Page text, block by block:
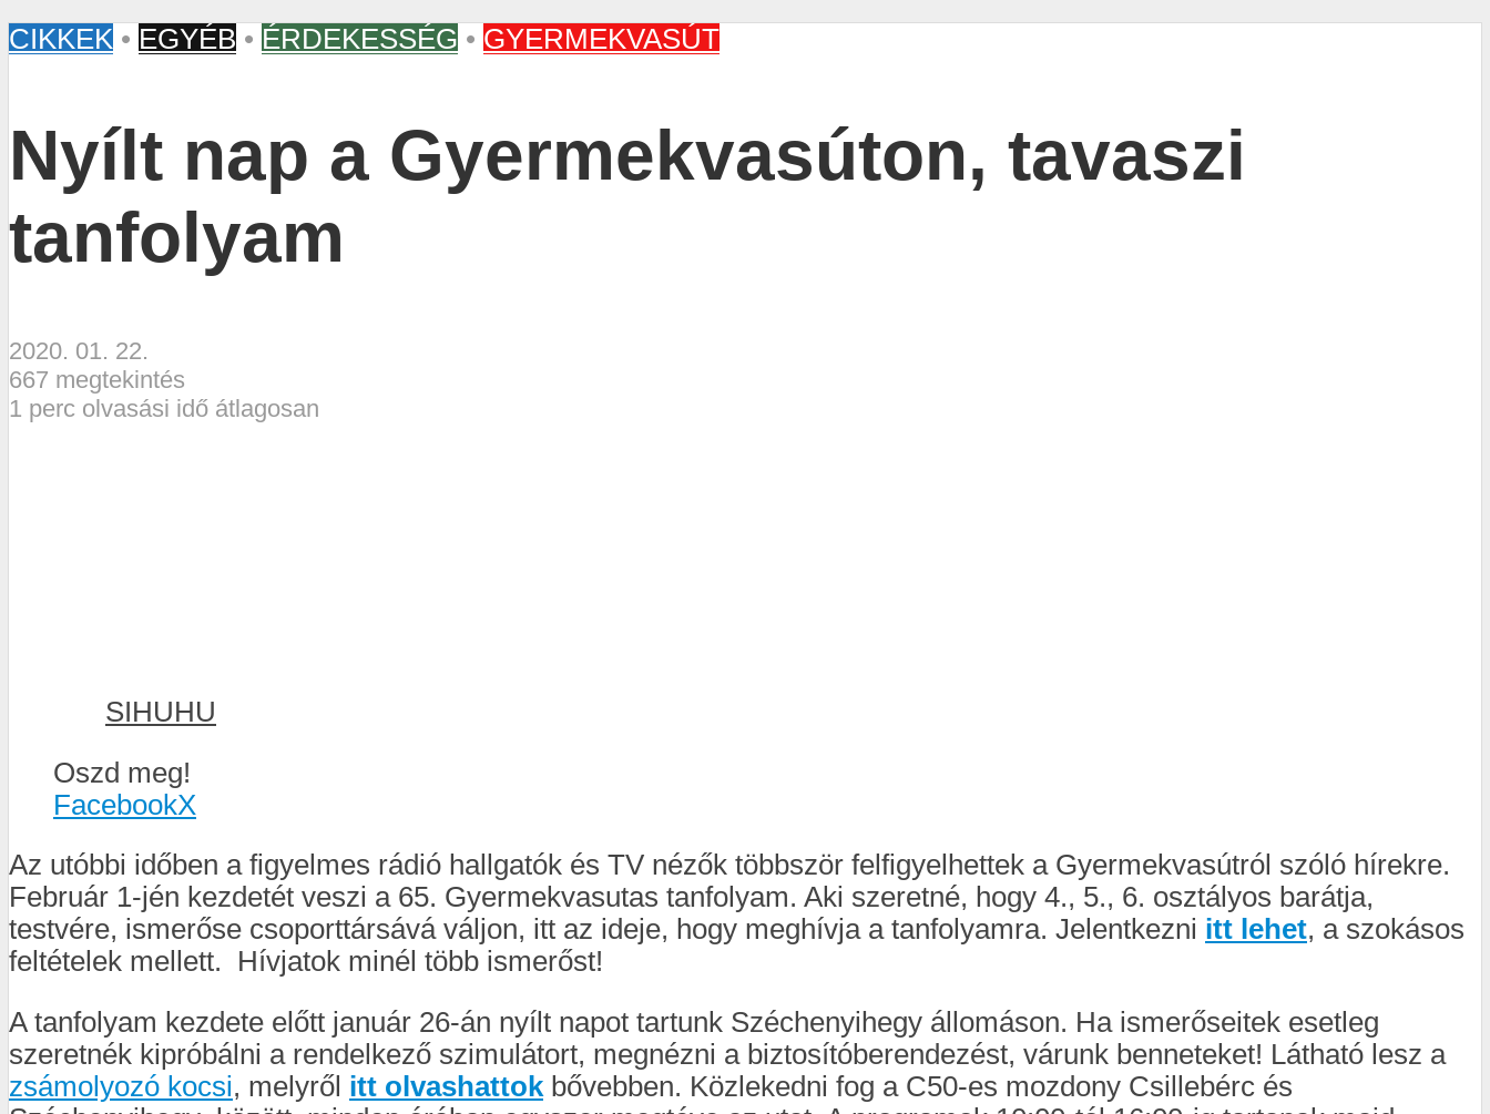
CIKKEK • EGYÉB • ÉRDEKESSÉG • GYERMEKVASÚT
Nyílt nap a Gyermekvasúton, tavaszi
tanfolyam
2020. 01. 22.
667 megtekintés
1 perc olvasási idő átlagosan
SIHUHU
Oszd meg!
FacebookX
Az utóbbi időben a figyelmes rádió hallgatók és TV nézők többször felfigyelhettek a Gyermekvasútról szóló hírekre.
Február 1-jén kezdetét veszi a 65. Gyermekvasutas tanfolyam. Aki szeretné, hogy 4., 5., 6. osztályos barátja,
testvére, ismerőse csoporttársává váljon, itt az ideje, hogy meghívja a tanfolyamra. Jelentkezni itt lehet, a szokásos
feltételek mellett. Hívjatok minél több ismerőst!
A tanfolyam kezdete előtt január 26-án nyílt napot tartunk Széchenyihegy állomáson. Ha ismerőseitek esetleg
szeretnék kipróbálni a rendelkező szimulátort, megnézni a biztosítóberendezést, várunk benneteket! Látható lesz a
zsámolyozó kocsi, melyről itt olvashattok bővebben. Közlekedni fog a C50-es mozdony Csillebérc és